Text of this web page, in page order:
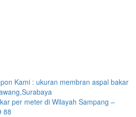
Kami : ukuran membran aspal bakar
per meter di Wilayah Sampang –
88